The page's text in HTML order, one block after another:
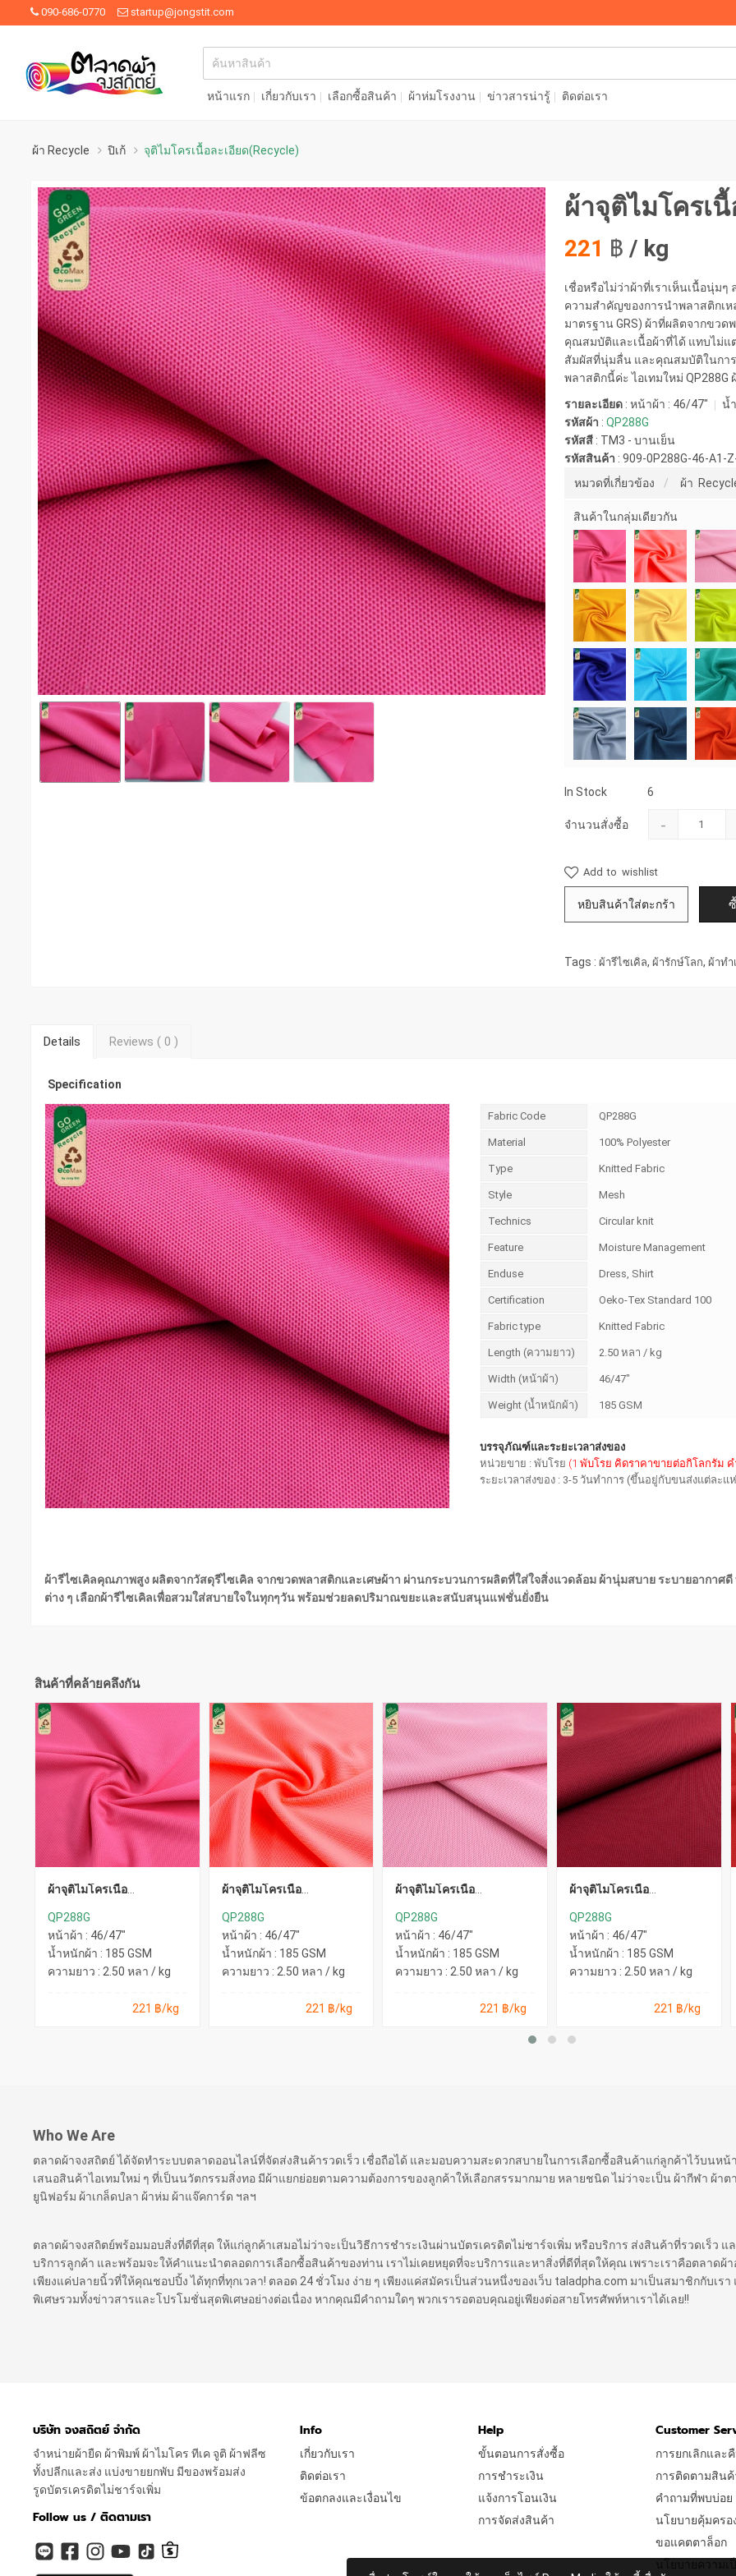
090-686-0770 startup@jongstit.com
หน้าแรก เกี่ยวกับเรา เลือกซื้อสินค้า ผ้าห่มโรงงาน ข่าวสารน่ารู้ ติดต่อเรา
ผ้า Recycle ปิเก้ จุติไมโครเนื้อละเอียด(Recycle)
จุติไมโครเนื้อละเอียด(Recycle) #1
ผ้าจุติไมโครเ
221 ฿ / kg
เชื่อหรือไม่ว่าผ้าที่เราเห็นเนื้อนุ่มๆ
ความสำคัญของการนำพลาสติกเ
มาตรฐาน GRS) ผ้าที่ผลิตจากขว
คุณสมบัติและเนื้อผ้าที่ได้ แทบไม่แ
สัมผัสที่นุ่มลื่น และคุณสมบัติในกา
พลาสติกนี้ค่ะ ไอเทมใหม่ QP288G
รายละเอียด : หน้าผ้า : 46/47" น้
รหัสผ้า : QP288G
รหัสสี : TM3 - บานเย็น
รหัสสินค้า : 909-0P288G-46-A1-
หมวดที่เกี่ยวข้อง
ผ้า
สินค้าในกลุ่มเดียวกัน
In Stock 6
จำนวนสั่งซื้อ -
Add to wishlist
Tags : ผ้ารีไซเคิล, ผ้ารักษ์โลก, ผ้าทำ
Details Reviews ( 0 )
Specification
Fabric Code QP288G
Material 100% Polyester
Type Knitted Fabric
Style Mesh
Technics Circular knit
Feature Moisture Management
Enduse Dress, Shirt
Certification Oeko-Tex Standard 100
Fabric type Knitted Fabric
Length (ความยาว) 2.50 หลา / kg
Width (หน้าผ้า) 46/47"
Weight (น้ำหนักผ้า) 185 GSM
บรรจุภัณฑ์และระยะเวลาส่งของ
หน่วยขาย : พับโรย (1 พับโรย คิดราคาขายต่อกิโลกรัม
ระยะเวลาส่งของ : 3-5 วันทำการ (ขึ้นอยู่กับขนส่งแต่ละแ
ผ้ารีไซเคิลคุณภาพสูง ผลิตจากวัสดุรีไซเคิล จากขวดพลาสติกและเศษผ้าา ผ่านกระบวนการผลิตที่ใส่ใจสิ่งแวดล้อม ผ้านุ่มสบาย ระบายอากาศ
ต่าง ๆ เลือกผ้ารีไซเคิลเพื่อสวมใส่สบายใจในทุกๆวัน พร้อมช่วยลดปริมาณขยะและสนับสนุนแฟชั่นยั่งยืน
สินค้าที่คล้ายคลึงกัน
ผ้าจุติไมโครเนื้อ
QP288G
หน้าผ้า : 46/47"
น้ำหนักผ้า : 185 GSM
ความยาว : 2.50 หลา / kg
221 ฿/kg
ผ้าจุติไมโครเนื้อ
QP288G
หน้าผ้า : 46/47"
น้ำหนักผ้า : 185 GSM
ความยาว : 2.50 หลา / kg
221 ฿/kg
ผ้าจุติไมโครเนื้อ
QP288G
หน้าผ้า : 46/47"
น้ำหนักผ้า : 185 GSM
ความยาว : 2.50 หลา / kg
221 ฿/kg
ผ้าจุติไมโครเนื้อ
QP288G
หน้าผ้า : 46/47"
น้ำหนักผ้า : 185 GSM
ความยาว : 2.50 หลา / kg
221 ฿/kg
Who We Are
ตลาดผ้าจงสถิตย์ ได้จัดทำระบบตลาดออนไลน์ที่จัดส่งสินค้ารวดเร็ว เชื่อถือได้ และมอบความสะดวกสบายในการเลือกซื้อสินค้าแก่ลูกค้าไว้บนหน้
เสนอสินค้าไอเทมใหม่ ๆ ที่เป็นนวัตกรรมสิ่งทอ มีผ้าแยกย่อยตามความต้องการของลูกค้าให้เลือกสรรมากมาย หลายชนิด ไม่ว่าจะเป็น ผ้ากีฬา ผ้าต
ยูนิฟอร์ม ผ้าเกล็ดปลา ผ้าห่ม ผ้าแจ๊คการ์ด ฯลฯ
ตลาดผ้าจงสถิตย์พร้อมมอบสิ่งที่ดีที่สุด ให้แก่ลูกค้าเสมอไม่ว่าจะเป็นวิธีการชำระเงินผ่านบัตรเครดิตไม่ชาร์จเพิ่ม หรือบริการ ส่งสินค้าที่รวดเร็ว แ
บริการลูกค้า และพร้อมจะให้คำแนะนำตลอดการเลือกซื้อสินค้าของท่าน เราไม่เคยหยุดที่จะบริการและหาสิ่งที่ดีที่สุดให้คุณ เพราะเราคือตลาดผ้
เพียงแค่ปลายนิ้วที่ให้คุณชอปปิ้ง ได้ทุกที่ทุกเวลา! ตลอด 24 ชั่วโมง ง่าย ๆ เพียงแค่สมัครเป็นส่วนหนึ่งของเว็บ taladpha.com มาเป็นสมาชิกกับเร
พิเศษรวมทั้งข่าวสารและโปรโมชั่นสุดพิเศษอย่างต่อเนื่อง หากคุณมีคำถามใดๆ พวกเรารอตอบคุณอยู่เพียงต่อสายโทรศัพท์หาเราได้เลย!!
บริษัท จงสถิตย์ จำกัด
จำหน่ายผ้ายืด ผ้าพิมพ์ ผ้าไมโคร ทีเค จูติ ผ้าฟลีซ
ทั้งปลีกและส่ง แบ่งขายยกพับ มีของพร้อมส่ง
รูดบัตรเครดิตไม่ชาร์จเพิ่ม
Follow us / ติดตามเรา
Info
เกี่ยวกับเรา
ติดต่อเรา
ข้อตกลงและเงื่อนไข
Help
ขั้นตอนการสั่งซื้อ
การชำระเงิน
แจ้งการโอนเงิน
การจัดส่งสินค้า
Customer
การยกเลิกและ
การติดตามสินค้
คำถามที่พบบ่อย
นโยบายคุ้มครอ
ขอแคตตาล็อก
นโยบายความ